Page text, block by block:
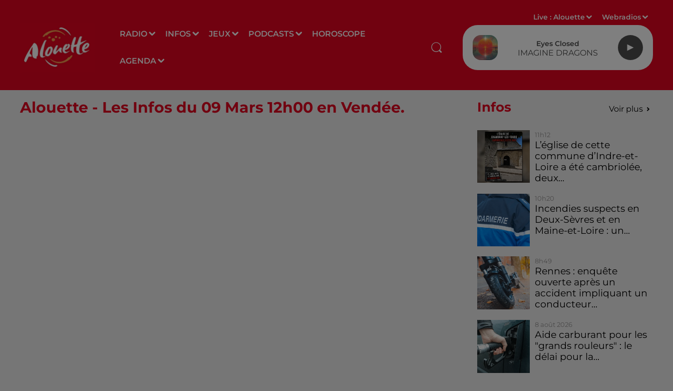
RADIO INFOS JEUX PODCASTS HOROSCOPE
AGENDA
Live :Alouette Webradios
Eyes Closed
IMAGINE DRAGONS
Alouette - Les Infos du 09 Mars 12h00 en Vendée. Infos Voir plus
11h12
L’église de cette
commune d’Indre-et-
Loire a été cambriolée,
deux...
10h20
Incendies suspects en
Deux-Sèvres et en
Maine-et-Loire : un...
8h49
Rennes : enquête
ouverte après un
accident impliquant un
conducteur...
8 août 2026
Aide carburant pour les
"grands rouleurs" : le
délai pour la...